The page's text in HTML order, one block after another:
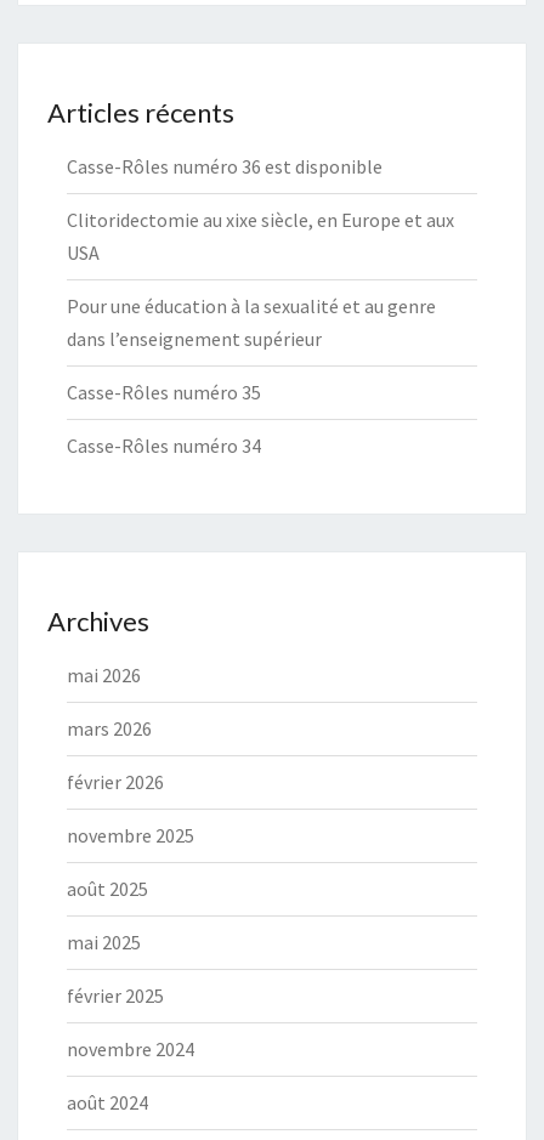
Articles récents
Casse-Rôles numéro 36 est disponible
Clitoridectomie au xixe siècle, en Europe et aux
USA
Pour une éducation à la sexualité et au genre
dans l’enseignement supérieur
Casse-Rôles numéro 35
Casse-Rôles numéro 34
Archives
mai 2026
mars 2026
février 2026
novembre 2025
août 2025
mai 2025
février 2025
novembre 2024
août 2024